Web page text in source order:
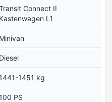
Connect II
Kastenwagen L1
Minivan
Diesel
1451 kg
PS